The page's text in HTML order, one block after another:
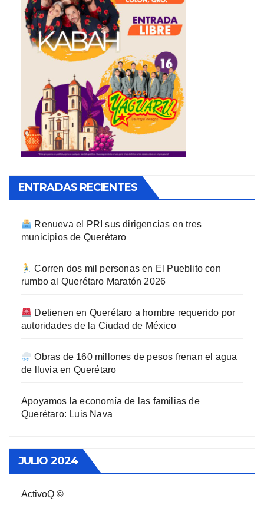
ENTRADAS RECIENTES
Renueva el PRI sus dirigencias en tres
municipios de Querétaro
Corren dos mil personas en El Pueblito con
rumbo al Querétaro Maratón 2026
Detienen en Querétaro a hombre requerido por
autoridades de la Ciudad de México
Obras de 160 millones de pesos frenan el agua
de lluvia en Querétaro
Apoyamos la economía de las familias de
Querétaro: Luis Nava
JULIO 2024
ActivoQ ©